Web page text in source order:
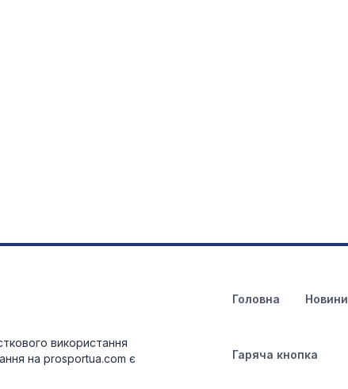
використання
на prosportua.com є
Головна Новини
Гаряча кнопка